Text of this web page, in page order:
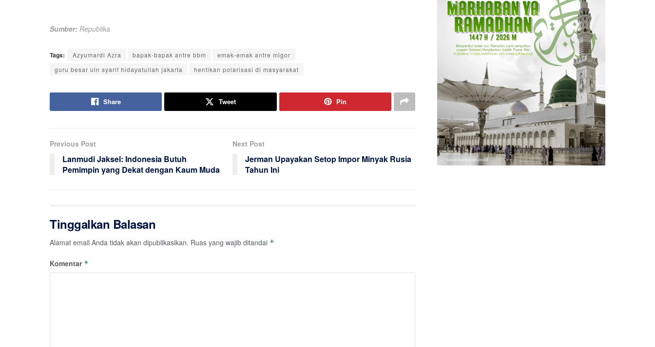
Sumber: Republika
Tags: Azyumardi Azra bapak-bapak antre bbm
emak-emak antre migor
guru besar uin syarif hidayatullah jakarta
hentikan polarisasi di masyarakat
Share Tweet Pin
Previous Post
Lanmudi Jaksel: Indonesia Butuh
Pemimpin yang Dekat dengan Kaum Muda
Next Post
Jerman Upayakan Setop Impor Minyak Rusia
Tahun Ini
Tinggalkan Balasan
Alamat email Anda tidak akan dipublikasikan. Ruas yang wajib ditandai *
Komentar *